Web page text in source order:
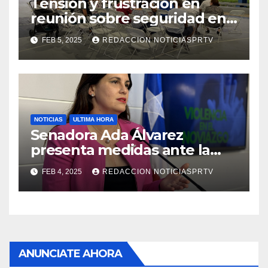
reunión sobre seguridad en
Reparto Metropolitano
FEB 5, 2025 REDACCION NOTICIASPRTV
NOTICIAS ULTIMA HORA
Senadora Ada Álvarez
presenta medidas ante la
violencia en el noviazgo
FEB 4, 2025 REDACCION NOTICIASPRTV
ANUNCIATE AHORA